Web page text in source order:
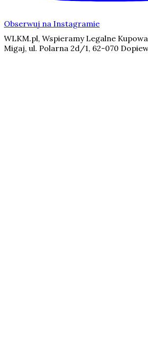
Obserwuj na Instagramie
WLKM.pl, Wspieramy Legalne
Migaj, ul. Polarna 2d/1, 62-070